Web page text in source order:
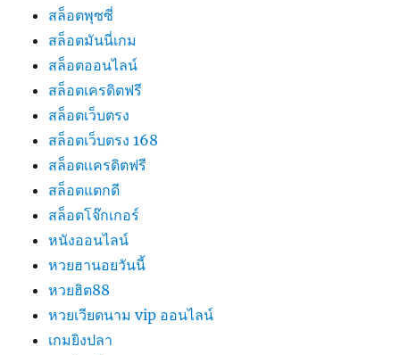
สล็อตพุซซี่
สล็อตมันนี่เกม
สล็อตออนไลน์
สล็อตเครดิตฟรี
สล็อตเว็บตรง
สล็อตเว็บตรง 168
สล็อตเเครดิตฟรี
สล็อตแตกดี
สล็อตโจ๊กเกอร์
หนังออนไลน์
หวยฮานอยวันนี้
หวยฮิต88
หวยเวียดนาม vip ออนไลน์
เกมยิงปลา